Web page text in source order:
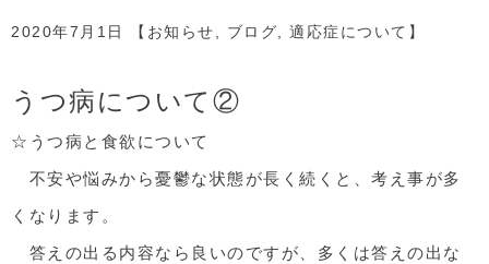
2020年7月1日 【 お知らせ ブログ 適応症について 】
うつ病について②
☆うつ病と食欲について
不安や悩みから憂鬱な状態が長く続くと、考え事が多
くなります。
答えの出る内容なら良いのですが、多くは答えの出な